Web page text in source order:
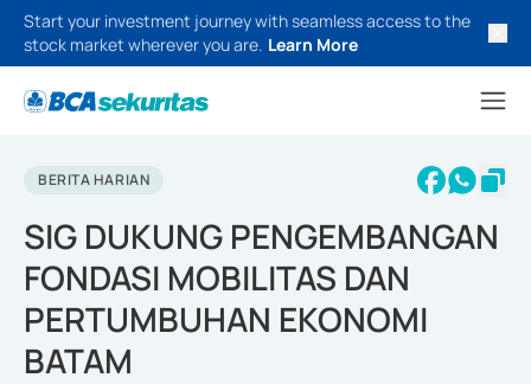
Start your investment journey with seamless access to the
stock market wherever you are. Learn More
BERITA HARIAN
SIG DUKUNG PENGEMBANGAN
FONDASI MOBILITAS DAN
PERTUMBUHAN EKONOMI
BATAM